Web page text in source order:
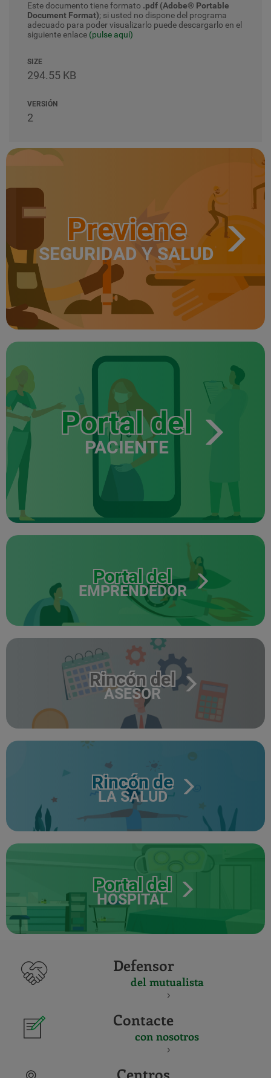
Este documento tiene formato .pdf (Adobe® Portable
Document Format); si usted no dispone del programa
adecuado para poder visualizarlo puede descargarlo en el
siguiente enlace (pulse aquí)
SIZE
294.55 KB
VERSIÓN
2
Previene
SEGURIDAD Y SALUD
Portal del
PACIENTE
Portal del
EMPRENDEDOR
Rincón del
ASESOR
Rincón de
LA SALUD
Portal del
HOSPITAL
Defensor
del mutualista
Contacte
con nosotros
Centros